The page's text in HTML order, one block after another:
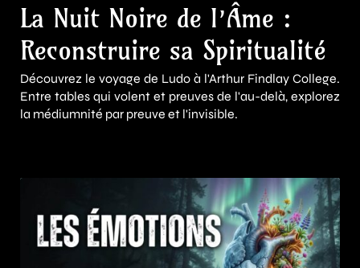
La Nuit Noire de l’Âme :
Reconstruire sa Spiritualité
Découvrez le voyage de Ludo à l'Arthur Findlay College.
Entre tables qui volent et preuves de l'au-delà, explorez
la médiumnité par preuve et l'invisible.